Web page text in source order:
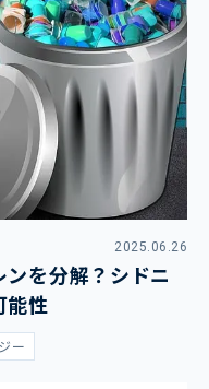
2025.06.26
を分解？シドニ
能性
ー